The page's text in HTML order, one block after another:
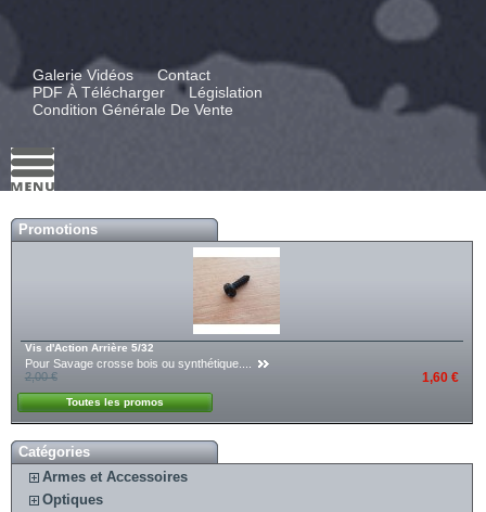
Galerie Vidéos
Contact
PDF À Télécharger
Législation
Condition Générale De Vente
Promotions
Vis d'Action Arrière 5/32
Pour Savage crosse bois ou synthétique....
2,00 €
1,60 €
Toutes les promos
Catégories
Armes et Accessoires
Optiques